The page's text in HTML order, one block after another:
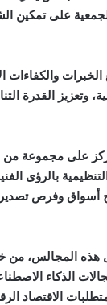
على تمكين
والكفاءات
القدرة
على مجموعة من
بالرؤى
أسواق وفرص
هذه المجالس،
الذكاء
الاقتصاد